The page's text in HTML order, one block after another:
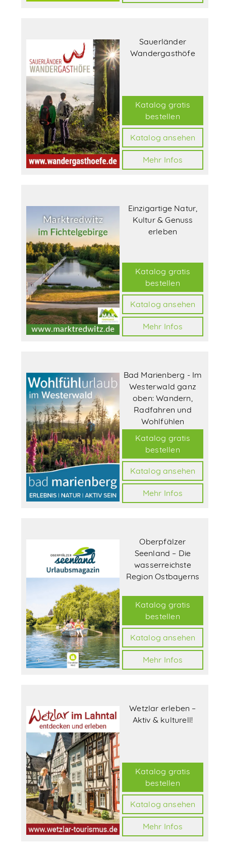
Sauerländer
Wandergasthöfe
Katalog gratis
bestellen
Katalog ansehen
Mehr Infos
Einzigartige Natur,
Kultur & Genuss
erleben
Katalog gratis
bestellen
Katalog ansehen
Mehr Infos
Bad Marienberg - Im
Westerwald ganz
oben: Wandern,
Radfahren und
Wohlfühlen
Katalog gratis
bestellen
Katalog ansehen
Mehr Infos
Oberpfälzer
Seenland – Die
wasserreichste
Region Ostbayerns
Katalog gratis
bestellen
Katalog ansehen
Mehr Infos
Wetzlar erleben –
Aktiv & kulturell!
Katalog gratis
bestellen
Katalog ansehen
Mehr Infos